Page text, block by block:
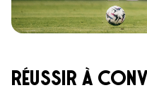
Réussir à